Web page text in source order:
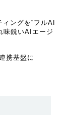
ングを“フルAI
鋭いAIエージ
携基盤に